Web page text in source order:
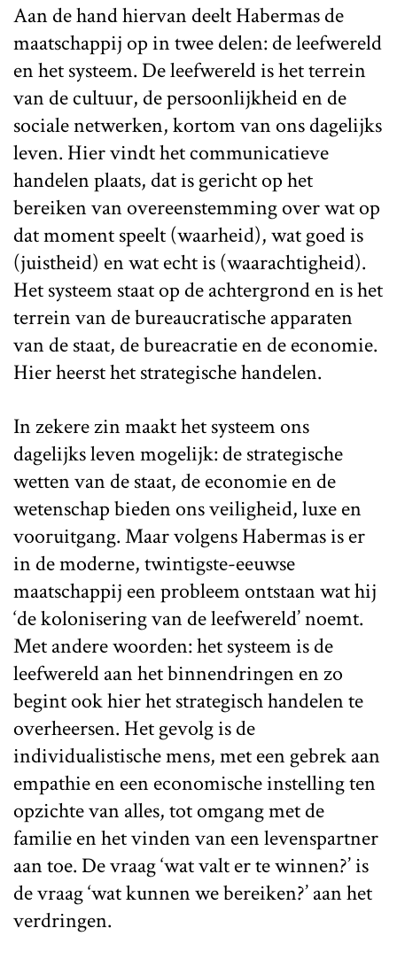
Aan de hand hiervan deelt Habermas de
maatschappij op in twee delen: de leefwereld
en het systeem. De leefwereld is het terrein
van de cultuur, de persoonlijkheid en de
sociale netwerken, kortom van ons dagelijks
leven. Hier vindt het communicatieve
handelen plaats, dat is gericht op het
bereiken van overeenstemming over wat op
dat moment speelt (waarheid), wat goed is
(juistheid) en wat echt is (waarachtigheid).
Het systeem staat op de achtergrond en is het
terrein van de bureaucratische apparaten
van de staat, de bureacratie en de economie.
Hier heerst het strategische handelen.
In zekere zin maakt het systeem ons
dagelijks leven mogelijk: de strategische
wetten van de staat, de economie en de
wetenschap bieden ons veiligheid, luxe en
vooruitgang. Maar volgens Habermas is er
in de moderne, twintigste-eeuwse
maatschappij een probleem ontstaan wat hij
‘de kolonisering van de leefwereld’ noemt.
Met andere woorden: het systeem is de
leefwereld aan het binnendringen en zo
begint ook hier het strategisch handelen te
overheersen. Het gevolg is de
individualistische mens, met een gebrek aan
empathie en een economische instelling ten
opzichte van alles, tot omgang met de
familie en het vinden van een levenspartner
aan toe. De vraag ‘wat valt er te winnen?’ is
de vraag ‘wat kunnen we bereiken?’ aan het
verdringen.